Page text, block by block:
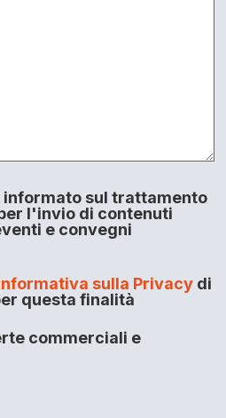
sul trattamento
l'invio di contenuti
e convegni
sulla Privacydi
questa finalità
commerciali e